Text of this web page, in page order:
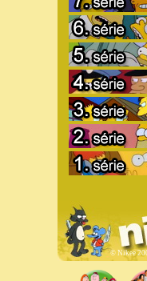
© Nikee